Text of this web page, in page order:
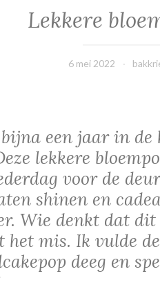
Lekkere
6 mei 2022
een jaar in
lekkere
voor de
shinen en
Wie denkt dat
mis. Ik vulde
deeg en